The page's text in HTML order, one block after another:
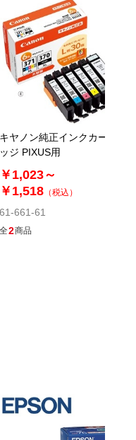
カートに入れる
カートに入れる
キヤノン純正インクカートリ
ッジ PIXUS用
￥1,023～
￥1,518 （税込）
61-661-61
全2商品